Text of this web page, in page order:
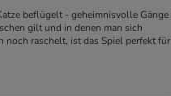
beflügelt - geheimnisvolle Gänge
gilt und in denen man sich
noch raschelt, ist das Spiel perfekt für